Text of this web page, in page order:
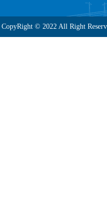
CopyRight © 2022 All Right